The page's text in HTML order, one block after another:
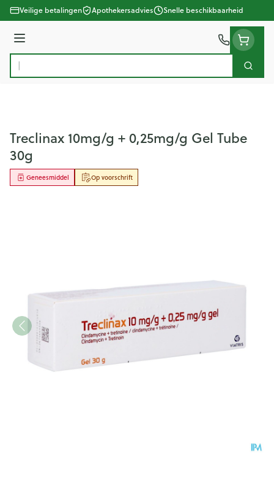
Ga naar de inhoud
Veilige betalingen Apothekersadvies Snelle beschikbaarheid
Menu
Product, merk, categorie...
Zoek
Treclinax 10mg/g + 0,25mg/g Gel Tube
30g
Op voorschrift
Geneesmiddel